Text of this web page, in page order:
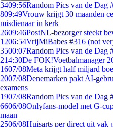
3409:56Random Pics van de Dag
809:49Vrouw krijgt 30 maanden
misdienaar in kerk
2609:46PostNL-bezorger steekt
1206:54VrijMiBabes #316 (not
3500:07Random Pics van de Dag
214:30De FOK!Voetbalmanager
1607/08Meta krijgt half miljard
2007/08Denemarken pakt AI-
examens
1907/08Random Pics van de Dag
6606/08Onlyfans-model met G-
maan
2506/08Huisarts per direct uit vak